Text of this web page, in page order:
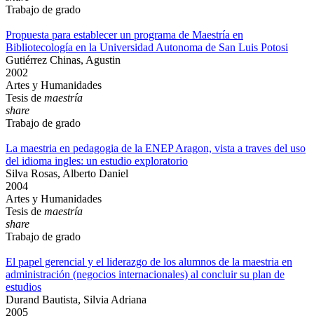
Trabajo de grado
Propuesta para establecer un programa de Maestría en
Bibliotecología en la Universidad Autonoma de San Luis Potosi
Gutiérrez Chinas, Agustin
2002
Artes y Humanidades
Tesis de maestría
share
Trabajo de grado
La maestria en pedagogia de la ENEP Aragon, vista a traves del uso
del idioma ingles: un estudio exploratorio
Silva Rosas, Alberto Daniel
2004
Artes y Humanidades
Tesis de maestría
share
Trabajo de grado
El papel gerencial y el liderazgo de los alumnos de la maestria en
administración (negocios internacionales) al concluir su plan de
estudios
Durand Bautista, Silvia Adriana
2005